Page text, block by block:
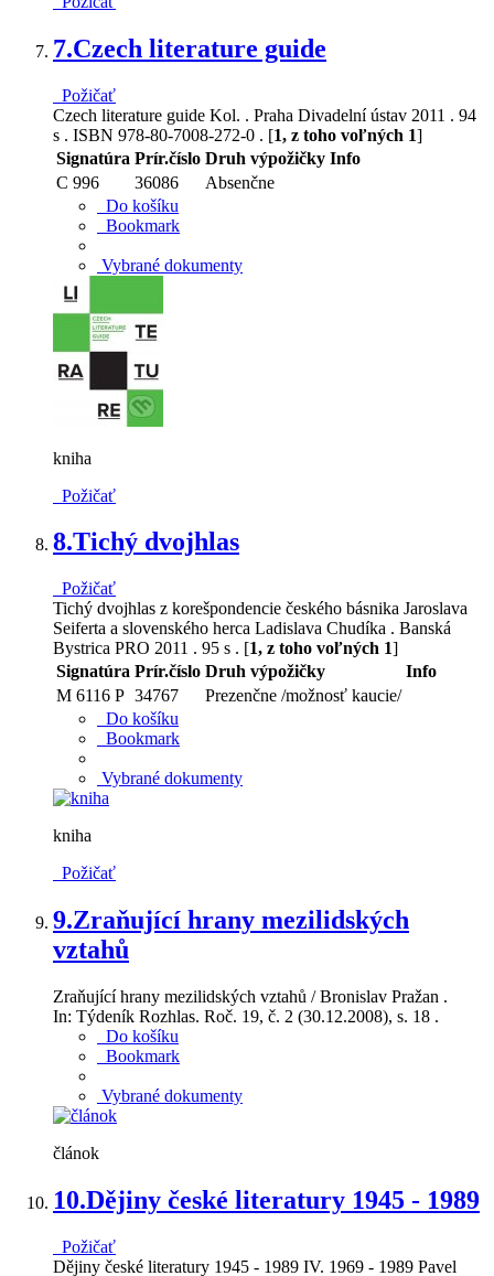
7.Czech literature guide
Požičať
Czech literature guide Kol. . Praha Divadelní ústav 2011 . 94
s . ISBN 978-80-7008-272-0 . [1, z toho voľných 1]
Signatúra Prír.číslo Druh výpožičky Info
C 996
36086
Absenčne
Do košíku
Bookmark
Vybrané dokumenty
kniha
Požičať
8.Tichý dvojhlas
Požičať
Tichý dvojhlas z korešpondencie českého básnika Jaroslava
Seiferta a slovenského herca Ladislava Chudíka . Banská
Bystrica PRO 2011 . 95 s . [1, z toho voľných 1]
Signatúra Prír.číslo Druh výpožičky
Info
M 6116 P 34767
Prezenčne /možnosť kaucie/
Do košíku
Bookmark
Vybrané dokumenty
kniha
Požičať
9.Zraňující hrany mezilidských
vztahů
Zraňující hrany mezilidských vztahů / Bronislav Pražan .
In: Týdeník Rozhlas. Roč. 19, č. 2 (30.12.2008), s. 18 .
Do košíku
Bookmark
Vybrané dokumenty
článok
10.Dějiny české literatury 1945 - 1989
Požičať
Dějiny české literatury 1945 - 1989 IV. 1969 - 1989 Pavel